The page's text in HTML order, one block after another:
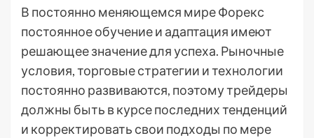
В постоянно меняющемся мире Форекс
постоянное обучение и адаптация имеют
решающее значение для успеха. Рыночные
условия, торговые стратегии и технологии
постоянно развиваются, поэтому трейдеры
должны быть в курсе последних тенденций
и корректировать свои подходы по мере